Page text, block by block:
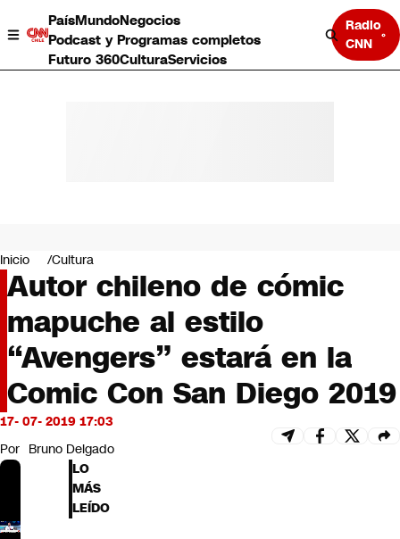
PaísMundoNegocios
Podcast y Programas completos
Futuro 360CulturaServicios
Radio
CNN
Negocios
Deportes
Programas completos
Cultura
Servicios
Bits
CNN tiempo
Futuro 360
Inicio Cultura
Autor chileno de cómic
mapuche al estilo
“Avengers” estará en la
Comic Con San Diego 2019
17- 07- 2019 17:03
Por Bruno Delgado
LO
MÁS
LEÍDO